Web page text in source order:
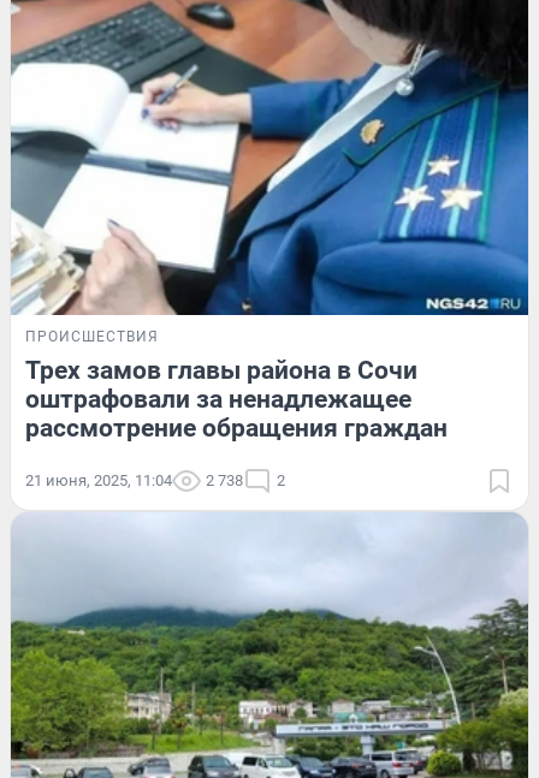
ПРОИСШЕСТВИЯ
Трех замов главы района в Сочи
оштрафовали за ненадлежащее
рассмотрение обращения граждан
21 июня, 2025, 11:04 2 738 2